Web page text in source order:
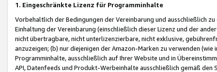
1. Eingeschränkte Lizenz für Programminhalte
Vorbehaltlich der Bedingungen der Vereinbarung und ausschließlich
Einhaltung der Vereinbarung (einschließlich dieser Lizenz und der
nicht übertragbare, nicht unterlizenzierbare, nicht exklusive,
anzuzeigen; (b) nur diejenigen der Amazon-Marken zu verwenden
Programminhalte, ausschließlich auf Ihrer Website und in
API, Datenfeeds und Produkt-Werbeinhalte ausschließlich gemäß